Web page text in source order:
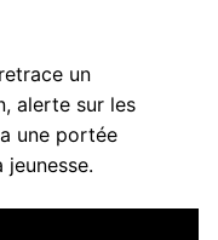
un
alerte sur les
une portée